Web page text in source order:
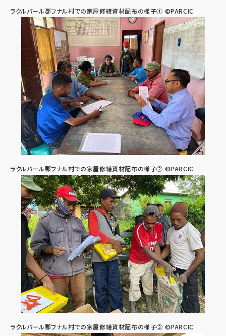
ラクルバール郡フナル村での家屋修繕資材配布の様子① ©PARCIC
ラクルバール郡フナル村での家屋修繕資材配布の様子② ©PARCIC
ラクルバール郡フナル村での家屋修繕資材配布の様子③ ©PARCIC